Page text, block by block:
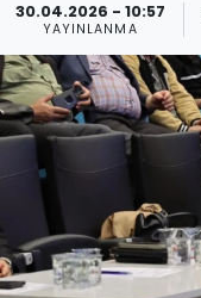
30.04.2026 - 10:57
YAYINLANMA